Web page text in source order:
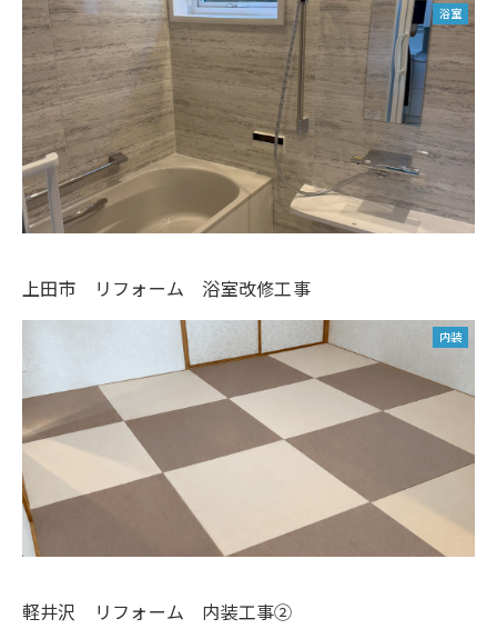
浴室
上田市 リフォーム 浴室改修工事
内装
軽井沢 リフォーム 内装工事②